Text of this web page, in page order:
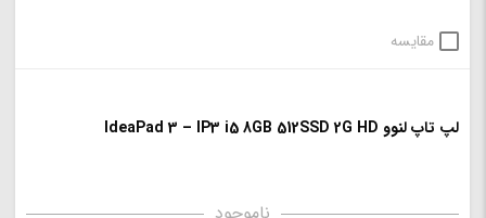
مقایسه
لپ تاپ لنوو IdeaPad 3 – IP3 i5 8GB 512SSD 2G HD